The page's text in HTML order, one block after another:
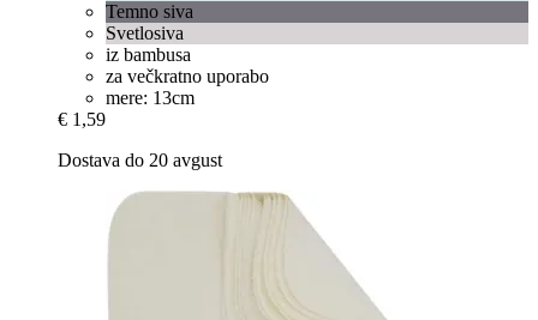
Temno siva
Svetlosiva
iz bambusa
za večkratno uporabo
mere: 13cm
€ 1,59
Dostava do 20 avgust